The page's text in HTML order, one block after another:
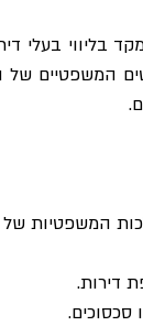
המשפטיות
דירות.
סכסוכים.